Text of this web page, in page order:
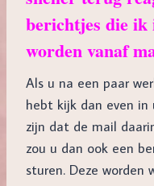
berichtjes die ik
worden vanaf
Als u na een paar
hebt kijk dan even in
zijn dat de mail
zou u dan ook een
sturen. Deze worden